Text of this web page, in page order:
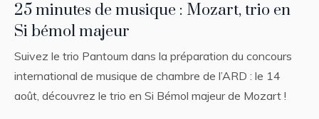
25 minutes de musique : Mozart, trio en
Si bémol majeur
Suivez le trio Pantoum dans la préparation du concours
international de musique de chambre de l’ARD : le 14
août, découvrez le trio en Si Bémol majeur de Mozart !